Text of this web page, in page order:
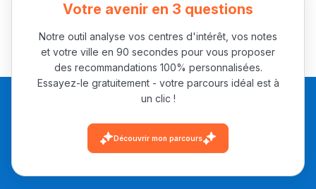
+ de 89 Interviews/Vidéos
دليل المهن
ما يزيد عن 149 مهنة
دليل التوجيه
التوجيه بالثانوي و الإعدادي
Votre avenir en 3 questions
Notre outil analyse vos centres d'intérêt, vos notes
et votre ville en 90 secondes pour vous proposer
des recommandations 100% personnalisées.
Essayez-le gratuitement - votre parcours idéal est à
un clic !
Découvrir mon parcours